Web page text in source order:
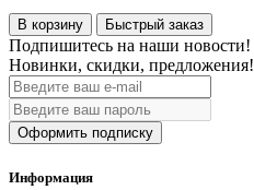
В корзину Быстрый заказ
Подпишитесь на наши новости!
Новинки, скидки, предложения!
Оформить подписку
Информация